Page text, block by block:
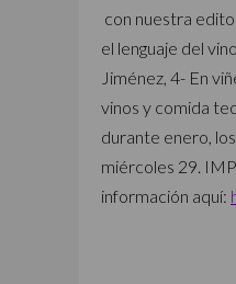
con nuestra
el lenguaje del
Jiménez, 4- En
vinos y comida
durante enero,
miércoles 29.
información aquí: